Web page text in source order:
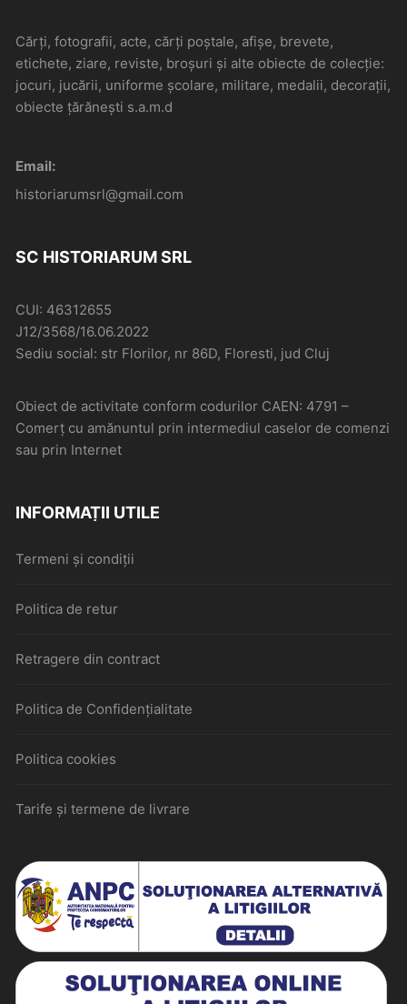
Cărți, fotografii, acte, cărți poștale, afișe, brevete,
etichete, ziare, reviste, broșuri și alte obiecte de colecție:
jocuri, jucării, uniforme școlare, militare, medalii, decorații,
obiecte țărănești s.a.m.d
Email:
historiarumsrl@gmail.com
SC HISTORIARUM SRL
CUI: 46312655
J12/3568/16.06.2022
Sediu social: str Florilor, nr 86D, Floresti, jud Cluj
Obiect de activitate conform codurilor CAEN: 4791 –
Comerţ cu amănuntul prin intermediul caselor de comenzi
sau prin Internet
INFORMAȚII UTILE
Termeni și condiții
Politica de retur
Retragere din contract
Politica de Confidențialitate
Politica cookies
Tarife și termene de livrare